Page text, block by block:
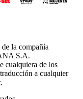
la compañía
S.A.
cualquiera de los
a cualquier